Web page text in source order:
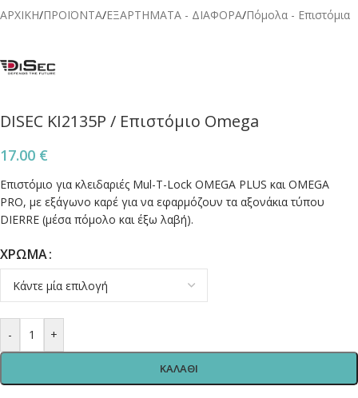
ΑΡΧΙΚΗ/ΠΡΟΪΟΝΤΑ/ΕΞΑΡΤΗΜΑΤΑ - ΔΙΑΦΟΡΑ/Πόμολα - Επιστόμια
DISEC KI2135P / Επιστόμιο Omega
17.00 €
Επιστόμιο για κλειδαριές Mul-T-Lock OMEGA PLUS και OMEGA
PRO, με εξάγωνο καρέ για να εφαρμόζουν τα αξονάκια τύπου
DIERRE (μέσα πόμολο και έξω λαβή).
ΧΡΩΜΑ
- +
ΚΑΛΑΘΙ